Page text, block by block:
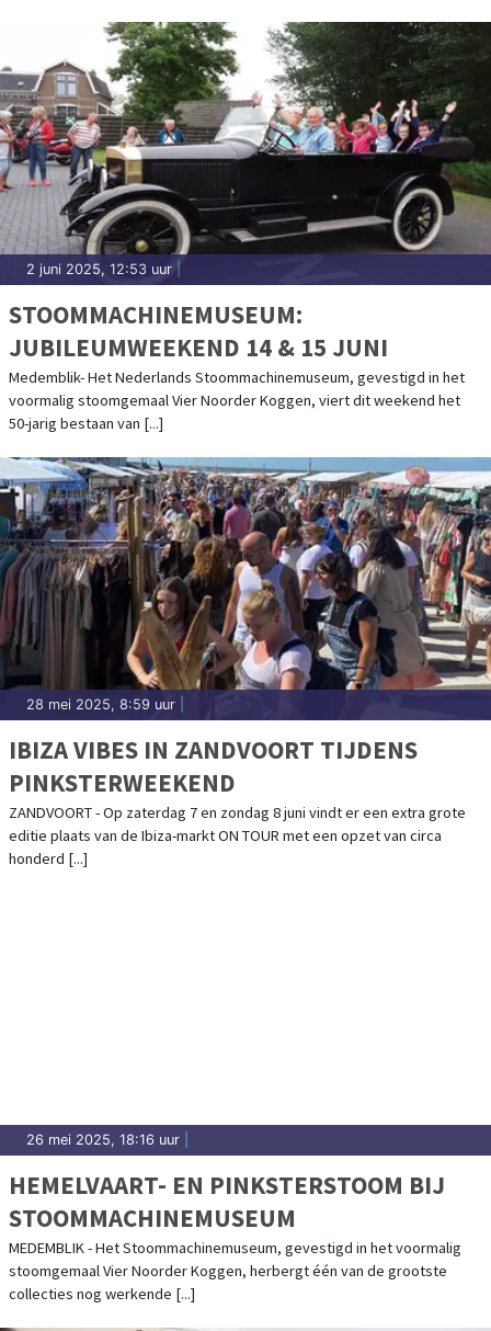
2 juni 2025, 12:53 uur
STOOMMACHINEMUSEUM:
JUBILEUMWEEKEND 14 & 15 JUNI
Medemblik- Het Nederlands Stoommachinemuseum, gevestigd in het
voormalig stoomgemaal Vier Noorder Koggen, viert dit weekend het
50-jarig bestaan van [...]
28 mei 2025, 8:59 uur
IBIZA VIBES IN ZANDVOORT TIJDENS
PINKSTERWEEKEND
ZANDVOORT - Op zaterdag 7 en zondag 8 juni vindt er een extra grote
editie plaats van de Ibiza-markt ON TOUR met een opzet van circa
honderd [...]
26 mei 2025, 18:16 uur
HEMELVAART- EN PINKSTERSTOOM BIJ
STOOMMACHINEMUSEUM
MEDEMBLIK - Het Stoommachinemuseum, gevestigd in het voormalig
stoomgemaal Vier Noorder Koggen, herbergt één van de grootste
collecties nog werkende [...]